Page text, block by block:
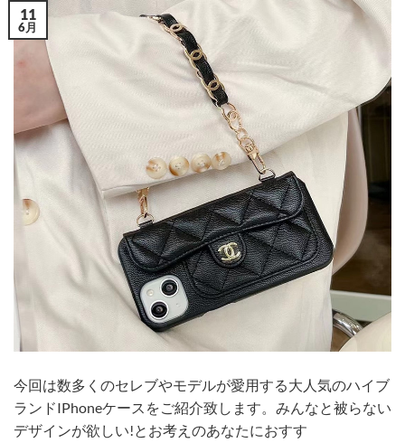
11
6月
今回は数多くのセレブやモデルが愛用する大人気のハイブ
ランドIPhoneケースをご紹介致します。みんなと被らない
デザインが欲しい!とお考えのあなたにおすす